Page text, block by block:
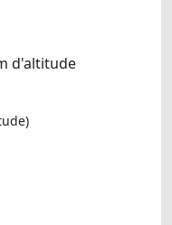
d'altitude